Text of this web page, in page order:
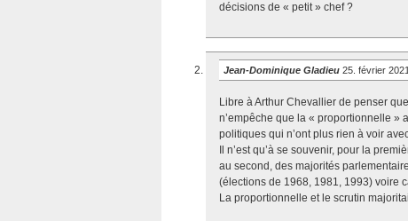
décisions de « petit » chef ?
Jean-Dominique Gladieu 25. février
Libre à Arthur Chevallier de penser
n’empêche que la « proportionnelle »
politiques qui n’ont plus rien à voir
Il n’est qu’à se souvenir, pour la
au second, des majorités
(élections de 1968, 1981, 1993) voire
La proportionnelle et le scrutin